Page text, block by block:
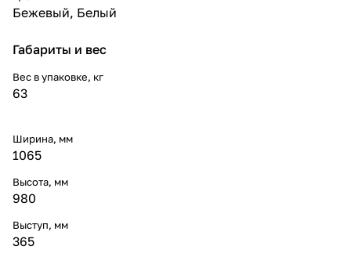
Бежевый, Белый
Габариты и вес
Вес в упаковке, кг
63
Ширина, мм
1065
Высота, мм
980
Выступ, мм
365